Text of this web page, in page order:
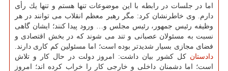
اما در جلسات در رابطه با این موضوعات تنها هستم و تنها یك رأی
دارم. وی خاطرنشان كرد: مگر رهبر معظم انقلاب می توانند در هر
وظیفه رئیس جمهور، رئیس مجلس و… ورود پیدا كنند؛ ایشان گاهی
نسبت به مسئولان عصبانی و تند می شوند كه در بخش اقتصادی و
فضای مجازی بسیار شدیدتر بوده است؛ اما مسئولین كم كاری دارند.
دادستان كل كشور بیان داشت: امروز دولت در حال كار و تلاش
است؛ اما دشمنان داخلی و خارجی كار را خراب كرده اند؛ امروز